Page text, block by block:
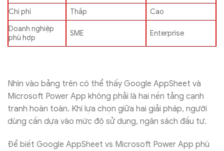
Chi phí Thấp
Cao
Doanh nghiệp
phù hợp
SME Enterprise
Nhìn vào bảng trên có thể thấy Google AppSheet và
Microsoft Power App không phải là hai nền tảng cạnh
tranh hoàn toàn. Khi lựa chọn giữa hai giải pháp, người
dùng cần dựa vào mức độ sử dụng, ngân sách đầu tư.
Để biết Google AppSheet vs Microsoft Power App phù